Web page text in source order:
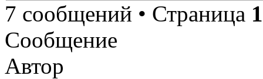
7 сообщений • Страница 1
Сообщение
Автор